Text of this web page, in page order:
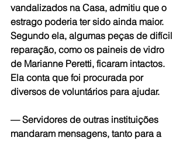
vandalizados na Casa, admitiu que o
estrago poderia ter sido ainda maior.
Segundo ela, algumas peças de difícil
reparação, como os paineis de vidro
de Marianne Peretti, ficaram intactos.
Ela conta que foi procurada por
diversos de voluntários para ajudar.
— Servidores de outras instituições
mandaram mensagens, tanto para a